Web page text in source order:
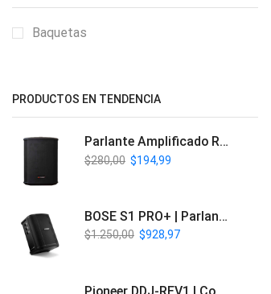
Baquetas
PRODUCTOS EN TENDENCIA
Parlante Amplificado Recargable BT | Italy Audio ITL-PRO11
$280,00 $194,99
BOSE S1 PRO+ | Parlante Profesional PA Inalámbrico
$1.250,00 $928,97